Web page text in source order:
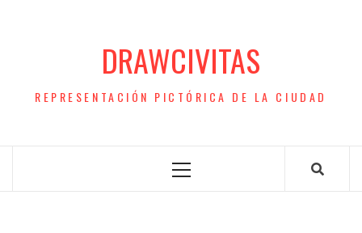
DRAWCIVITAS
REPRESENTACIÓN PICTÓRICA DE LA CIUDAD
Menú